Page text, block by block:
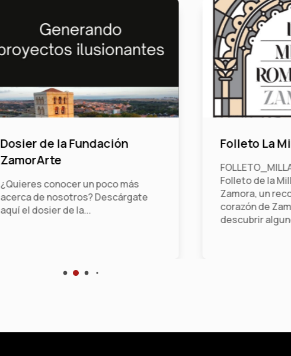
Dosier de la Fundación
ZamorArte
¿Quieres conocer un poco más
acerca de nosotros? Descárgate
aquí el dosier de la...
Folleto La
Folleto de la
Zamora, un
corazón de
descubrir